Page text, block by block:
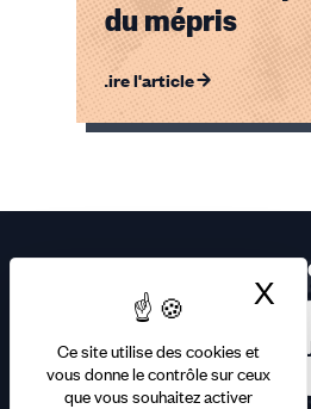
Ce site utilise des cookies et
vous donne le contrôle sur ceux
que vous souhaitez activer
X
du mépris
Lire l'article
Éléments
accessibles